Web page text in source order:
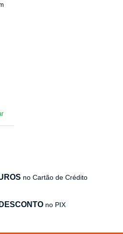
no Cartão de Crédito
no PIX